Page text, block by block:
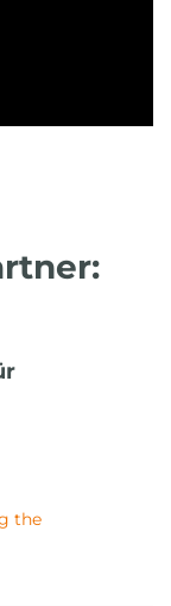
the